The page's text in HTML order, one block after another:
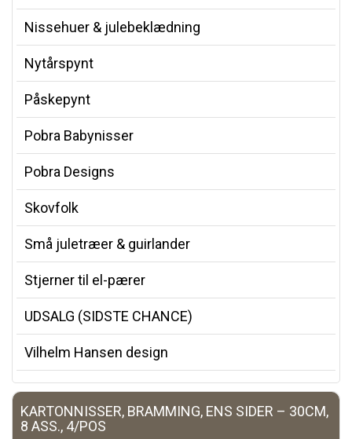
Nissehuer & julebeklædning
Nytårspynt
Påskepynt
Pobra Babynisser
Pobra Designs
Skovfolk
Små juletræer & guirlander
Stjerner til el-pærer
UDSALG (SIDSTE CHANCE)
Vilhelm Hansen design
KARTONNISSER, BRAMMING, ENS SIDER – 30CM,
8 ASS., 4/POS